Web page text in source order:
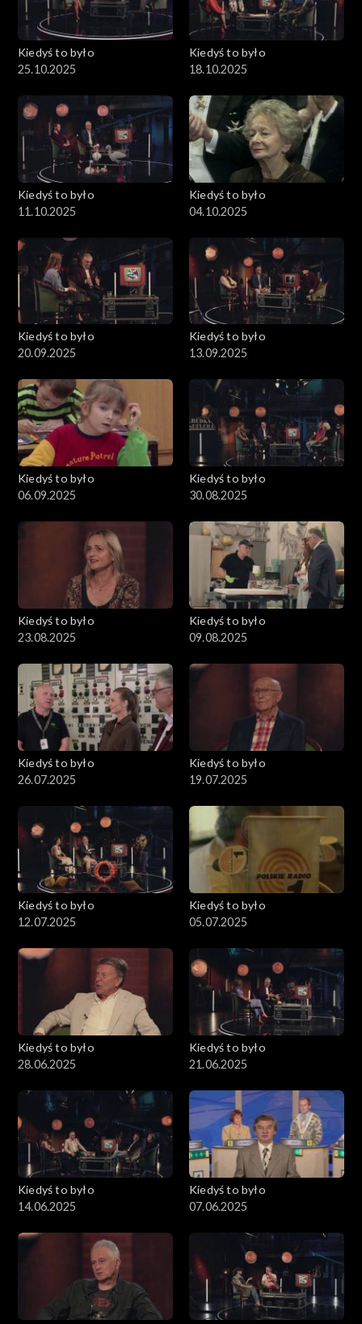
Kiedyś to było
25.10.2025
Kiedyś to było
18.10.2025
Kiedyś to było
11.10.2025
Kiedyś to było
04.10.2025
Kiedyś to było
20.09.2025
Kiedyś to było
13.09.2025
Kiedyś to było
06.09.2025
Kiedyś to było
30.08.2025
Kiedyś to było
23.08.2025
Kiedyś to było
09.08.2025
Kiedyś to było
26.07.2025
Kiedyś to było
19.07.2025
Kiedyś to było
12.07.2025
Kiedyś to było
05.07.2025
Kiedyś to było
28.06.2025
Kiedyś to było
21.06.2025
Kiedyś to było
14.06.2025
Kiedyś to było
07.06.2025